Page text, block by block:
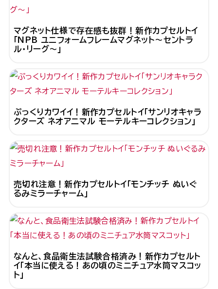
マグネット仕様で存在感も抜群！新作カプセルトイ
「NPB ユニフォームフレームマグネット～セントラ
ル・リーグ～」
ぷっくりカワイイ！新作カプセルトイ「サンリオキャラ
クターズ ネオアニマル モーテルキーコレクション」
売切れ注意！新作カプセルトイ「モンチッチ ぬいぐ
るみミラーチャーム」
なんと、食品衛生法試験合格済み！新作カプセルト
イ「本当に使える！あの頃のミニチュア水筒マスコッ
ト」